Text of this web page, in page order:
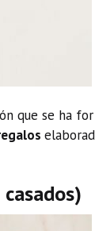
que se ha